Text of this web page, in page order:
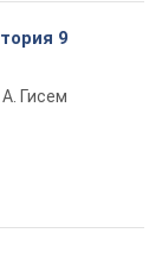
9
Гисем